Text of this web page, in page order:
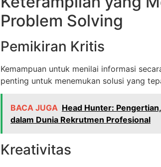
Problem Solving
Pemikiran Kritis
Kemampuan untuk menilai informasi
penting untuk menemukan solusi yang
BACA JUGA Head Hunter:
dalam Dunia Rekrutmen Profesional
Kreativitas